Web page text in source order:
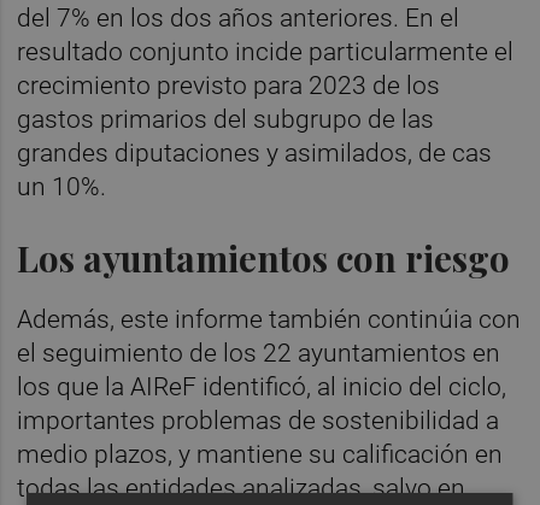
del 7% en los dos años anteriores. En el
resultado conjunto incide particularmente el
crecimiento previsto para 2023 de los
gastos primarios del subgrupo de las
grandes diputaciones y asimilados, de cas
un 10%.
Los ayuntamientos con riesgo
Además, este informe también continúia con
el seguimiento de los 22 ayuntamientos en
los que la AIReF identificó, al inicio del ciclo,
importantes problemas de sostenibilidad a
medio plazos, y mantiene su calificación en
todas las entidades analizadas, salvo en